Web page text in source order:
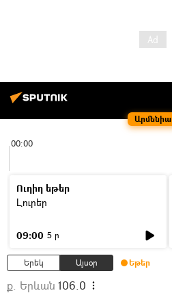
Արմենիա
00:00
Ուղիղ եթեր
Լուրեր
09:00 5 ր
Երեկ Այսօր Եթեր
ք. Երևան 106.0